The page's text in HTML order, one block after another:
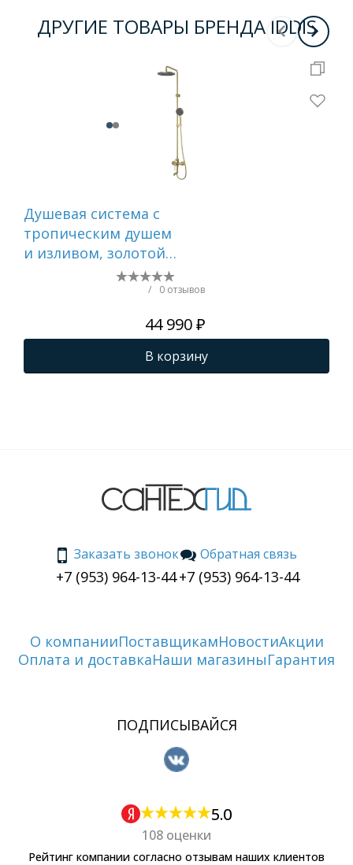
ДРУГИЕ ТОВАРЫ БРЕНДА IDDIS
Душевая система с
тропическим душем
и изливом, золотой
матовый, Aiger,
IDDIS, AIGMG3Fi06/ 0 отзывов
44 990 ₽
В корзину
Заказать звонок
+7 (953) 964-13-44
Обратная связь
+7 (953) 964-13-44
О компанииПоставщикамНовостиАкции
Оплата и доставкаНаши магазиныГарантия
ПОДПИСЫВАЙСЯ
5.0
108 оценки
Рейтинг компании согласно отзывам наших клиентов